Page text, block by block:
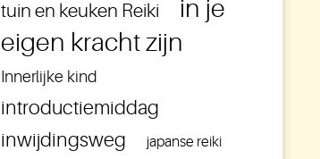
tuin en keuken Reiki
in je
eigen kracht zijn
Innerlijke kind
introductiemiddag
inwijdingsweg
japanse reiki